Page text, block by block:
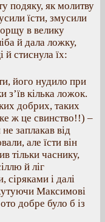
подяку, як молитву
їсти, змусили
в велику
й дала ложку,
й стиснула їх:
його нудило при
з’їв кілька ложок.
добрих, таких
ж це свинство!!) –
заплакав від
але їсти він
тільки часнику,
й ліг
сіряками і далі
Максимові
добре було б із